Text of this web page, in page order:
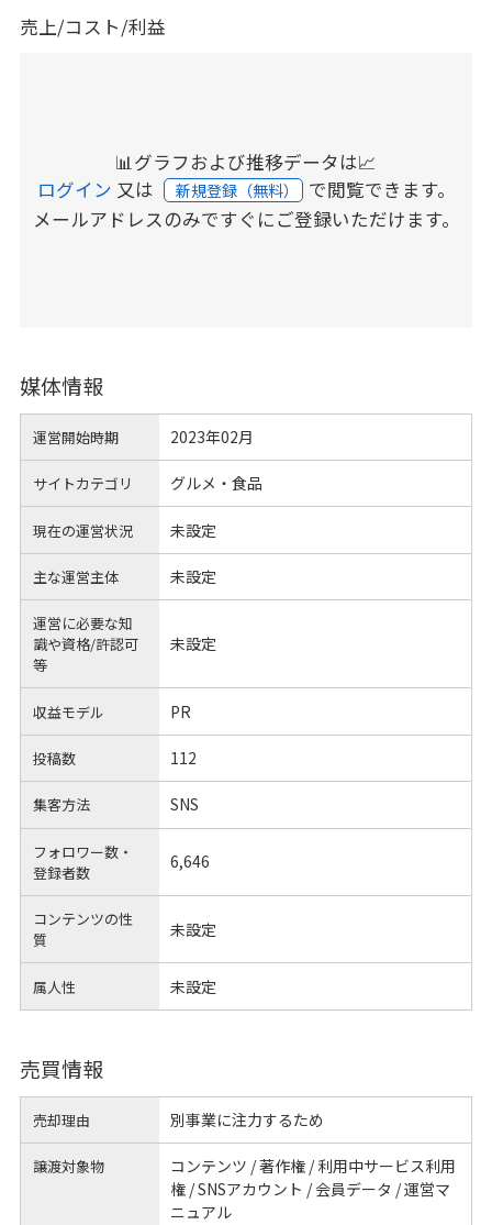
売上/コスト/利益
📊グラフおよび推移データは📈
ログイン 又は 新規登録（無料） で閲覧できます。
メールアドレスのみですぐにご登録いただけます。
媒体情報
運営開始時期 2023年02月
サイトカテゴリ グルメ・食品
現在の運営状況 未設定
主な運営主体 未設定
運営に必要な知
識や資格/許認可
等
未設定
収益モデル PR
投稿数 112
集客方法 SNS
フォロワー数・
登録者数
6,646
コンテンツの性
質
未設定
属人性 未設定
売買情報
売却理由 別事業に注力するため
譲渡対象物
コンテンツ / 著作権 / 利用中サービス利用
権 / SNSアカウント / 会員データ / 運営マ
ニュアル